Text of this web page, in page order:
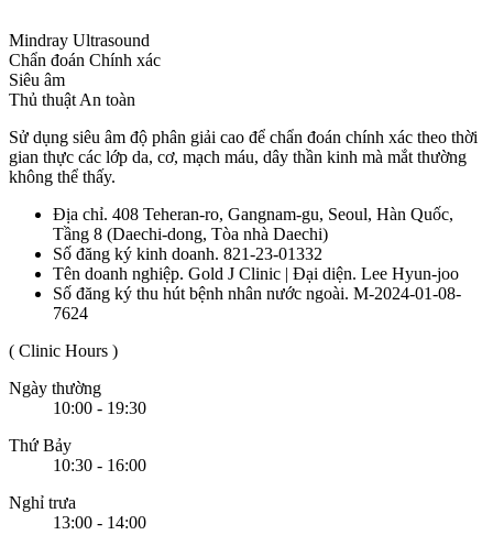
Mindray Ultrasound
Chẩn đoán Chính xác
Siêu âm
Thủ thuật An toàn
Sử dụng siêu âm độ phân giải cao để chẩn đoán chính xác theo thời
gian thực các lớp da, cơ, mạch máu, dây thần kinh mà mắt thường
không thể thấy.
Địa chỉ. 408 Teheran-ro, Gangnam-gu, Seoul, Hàn Quốc,
Tầng 8 (Daechi-dong, Tòa nhà Daechi)
Số đăng ký kinh doanh. 821-23-01332
Tên doanh nghiệp. Gold J Clinic | Đại diện. Lee Hyun-joo
Số đăng ký thu hút bệnh nhân nước ngoài. M-2024-01-08-
7624
( Clinic Hours )
Ngày thường
10:00 - 19:30
Thứ Bảy
10:30 - 16:00
Nghỉ trưa
13:00 - 14:00